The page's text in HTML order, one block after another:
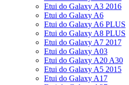
Etui do Galaxy A3 2016
Etui do Galaxy A6
Etui do Galaxy A6 PLUS
Etui do Galaxy A8 PLUS
Etui do Galaxy A7 2017
Etui do Galaxy A03
Etui do Galaxy A20 A30
Etui do Galaxy A5 2015
Etui do Galaxy A17